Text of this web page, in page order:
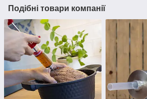
Подібні товари компанії